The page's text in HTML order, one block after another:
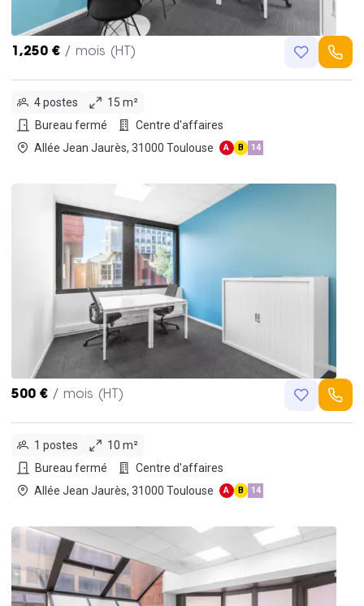
1,250 € / mois (HT)
4 postes
15 m²
Bureau fermé
Centre d'affaires
Allée Jean Jaurès, 31000 Toulouse
A B 14
500 € / mois (HT)
1 postes
10 m²
Bureau fermé
Centre d'affaires
Allée Jean Jaurès, 31000 Toulouse
A B 14